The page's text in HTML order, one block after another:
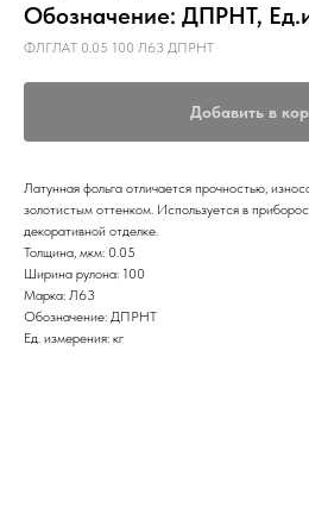
Обозначение: ДПРНТ,
ФЛГЛАТ 0.05 100 Л63 ДПРНТ
Добавить в
Латунная фольга отличается прочностью,
золотистым оттенком. Используется в
декоративной отделке.
Толщина, мкм: 0.05
Ширина рулона: 100
Марка: Л63
Обозначение: ДПРНТ
Ед. измерения: кг